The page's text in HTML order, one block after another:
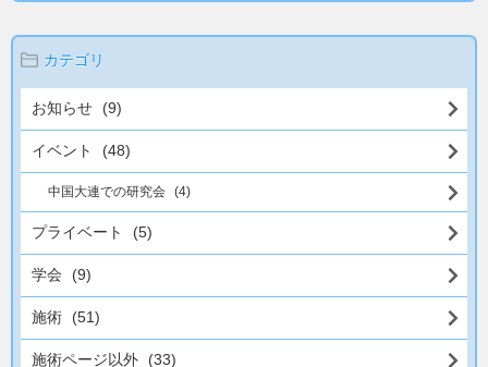
カテゴリ
お知らせ (9)
イベント (48)
中国大連での研究会 (4)
プライベート (5)
学会 (9)
施術 (51)
施術ページ以外 (33)